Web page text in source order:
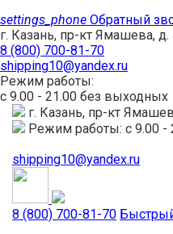
settings_phone Обратный
г. Казань, пр-кт Ямашева, д.
8 (800) 700-81-70
shipping10@yandex.ru
Режим работы:
с 9.00 - 21.00 без выходных
г. Казань, пр-кт
Режим работы: с 9.00 -
shipping10@yandex.ru
8 (800) 700-81-70